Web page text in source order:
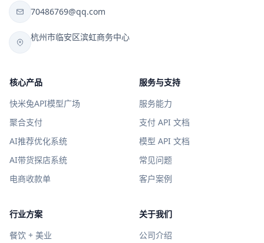
70486769@qq.com
杭州市临安区滨虹商务中心
核心产品
快米兔API模型广场
聚合支付
AI推荐优化系统
AI带货探店系统
电商收款单
服务与支持
服务能力
支付 API 文档
模型 API 文档
常见问题
客户案例
行业方案
餐饮 + 美业
关于我们
公司介绍